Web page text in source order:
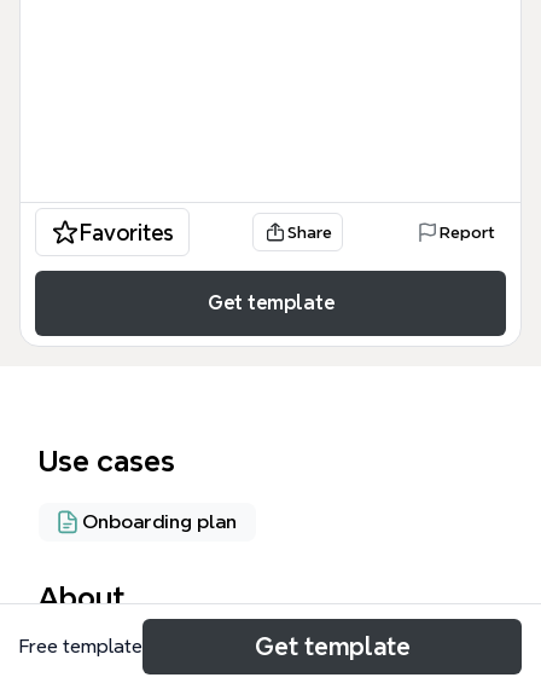
Favorites Share Report
Get template
Use cases
Onboarding plan
About
Ce template Xmind, intitulé « documents clients et
Free template Get template